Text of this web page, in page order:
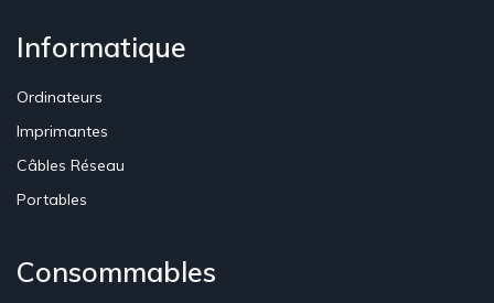
Informatique
Ordinateurs
Imprimantes
Câbles Réseau
Portables
Consommables